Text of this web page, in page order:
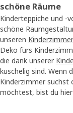
schöne Räume
Kinderteppiche und -
schöne
unseren
Deko fürs
die dank unserer
kuschelig sind. Wenn
Kinderzimmer suchst
möchtest, bist du